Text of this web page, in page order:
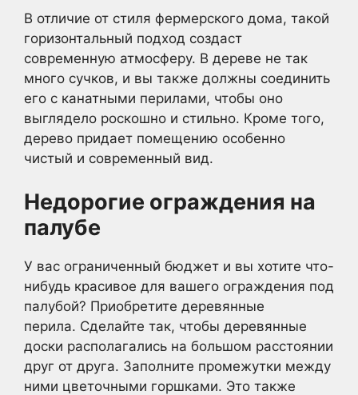
В отличие от стиля фермерского дома, такой
горизонтальный подход создаст
современную атмосферу. В дереве не так
много сучков, и вы также должны соединить
его с канатными перилами, чтобы оно
выглядело роскошно и стильно. Кроме того,
дерево придает помещению особенно
чистый и современный вид.
Недорогие ограждения на
палубе
У вас ограниченный бюджет и вы хотите что-
нибудь красивое для вашего ограждения под
палубой? Приобретите деревянные
перила. Сделайте так, чтобы деревянные
доски располагались на большом расстоянии
друг от друга. Заполните промежутки между
ними цветочными горшками. Это также